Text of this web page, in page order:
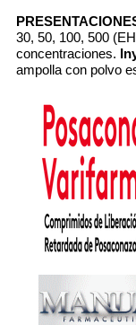
30, 50, 100, 500
concentraciones.
ampolla con polvo